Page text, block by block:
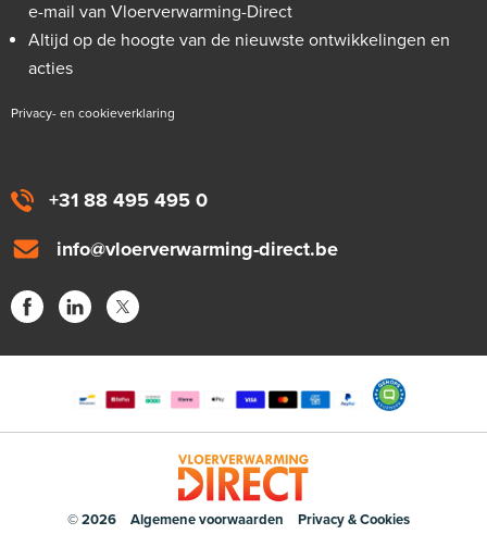
+31 88 495 495 0
info@vloerverwarming-direct.be
e-mail van Vloerverwarming-Direct
Altijd op de hoogte van de nieuwste ontwikkelingen en
acties
Privacy- en cookieverklaring
© 2026 Algemene voorwaarden Privacy & Cookies